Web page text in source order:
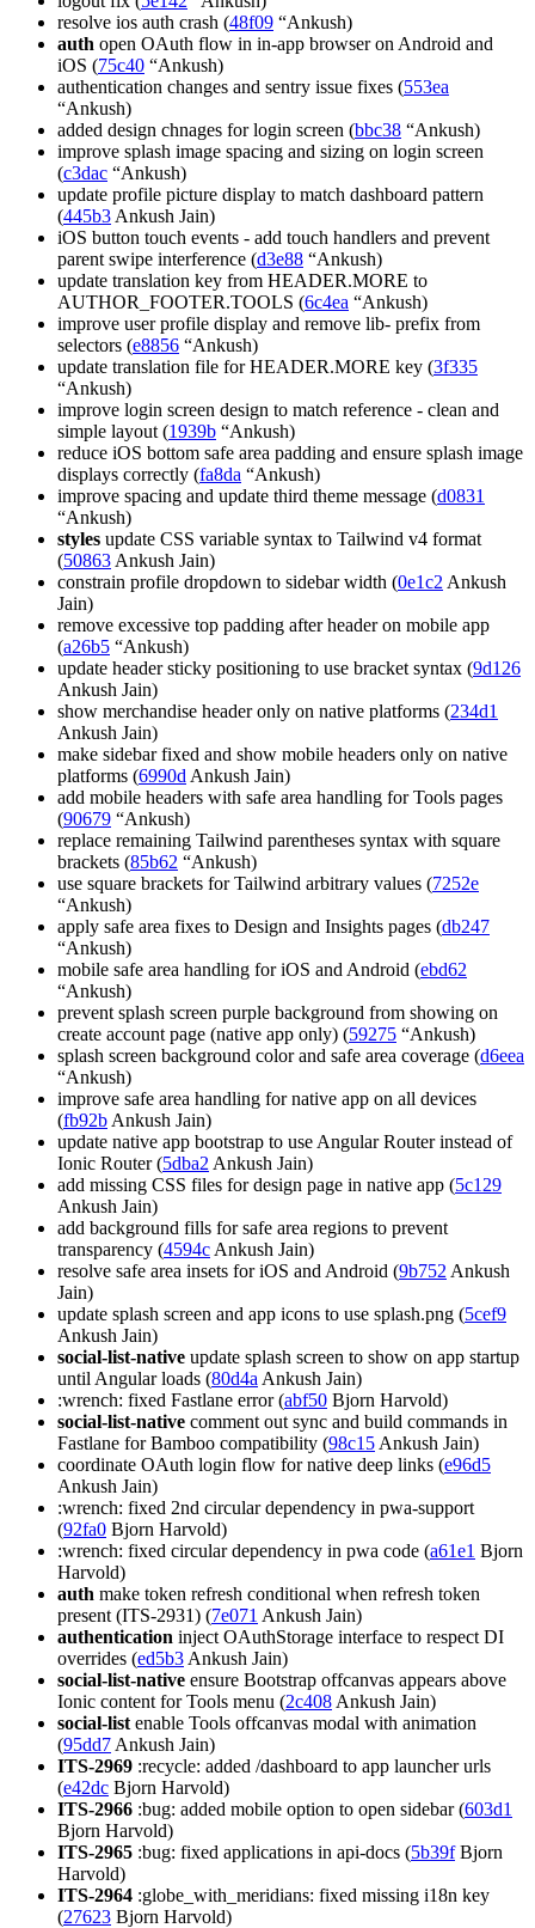
resolve ios auth crash (48f09 “Ankush)
auth open OAuth flow in in-app browser on Android and
iOS (75c40 “Ankush)
authentication changes and sentry issue fixes (553ea
“Ankush)
added design chnages for login screen (bbc38 “Ankush)
improve splash image spacing and sizing on login screen
(c3dac “Ankush)
update profile picture display to match dashboard pattern
(445b3 Ankush Jain)
iOS button touch events - add touch handlers and prevent
parent swipe interference (d3e88 “Ankush)
update translation key from HEADER.MORE to
AUTHOR_FOOTER.TOOLS (6c4ea “Ankush)
improve user profile display and remove lib- prefix from
selectors (e8856 “Ankush)
update translation file for HEADER.MORE key (3f335
“Ankush)
improve login screen design to match reference - clean and
simple layout (1939b “Ankush)
reduce iOS bottom safe area padding and ensure splash image
displays correctly (fa8da “Ankush)
improve spacing and update third theme message (d0831
“Ankush)
styles update CSS variable syntax to Tailwind v4 format
(50863 Ankush Jain)
constrain profile dropdown to sidebar width (0e1c2 Ankush
Jain)
remove excessive top padding after header on mobile app
(a26b5 “Ankush)
update header sticky positioning to use bracket syntax (9d126
Ankush Jain)
show merchandise header only on native platforms (234d1
Ankush Jain)
make sidebar fixed and show mobile headers only on native
platforms (6990d Ankush Jain)
add mobile headers with safe area handling for Tools pages
(90679 “Ankush)
replace remaining Tailwind parentheses syntax with square
brackets (85b62 “Ankush)
use square brackets for Tailwind arbitrary values (7252e
“Ankush)
apply safe area fixes to Design and Insights pages (db247
“Ankush)
mobile safe area handling for iOS and Android (ebd62
“Ankush)
prevent splash screen purple background from showing on
create account page (native app only) (59275 “Ankush)
splash screen background color and safe area coverage (d6eea
“Ankush)
improve safe area handling for native app on all devices
(fb92b Ankush Jain)
update native app bootstrap to use Angular Router instead of
Ionic Router (5dba2 Ankush Jain)
add missing CSS files for design page in native app (5c129
Ankush Jain)
add background fills for safe area regions to prevent
transparency (4594c Ankush Jain)
resolve safe area insets for iOS and Android (9b752 Ankush
Jain)
update splash screen and app icons to use splash.png (5cef9
Ankush Jain)
social-list-native update splash screen to show on app startup
until Angular loads (80d4a Ankush Jain)
:wrench: fixed Fastlane error (abf50 Bjorn Harvold)
social-list-native comment out sync and build commands in
Fastlane for Bamboo compatibility (98c15 Ankush Jain)
coordinate OAuth login flow for native deep links (e96d5
Ankush Jain)
:wrench: fixed 2nd circular dependency in pwa-support
(92fa0 Bjorn Harvold)
:wrench: fixed circular dependency in pwa code (a61e1 Bjorn
Harvold)
auth make token refresh conditional when refresh token
present (ITS-2931) (7e071 Ankush Jain)
authentication inject OAuthStorage interface to respect DI
overrides (ed5b3 Ankush Jain)
social-list-native ensure Bootstrap offcanvas appears above
Ionic content for Tools menu (2c408 Ankush Jain)
social-list enable Tools offcanvas modal with animation
(95dd7 Ankush Jain)
ITS-2969 :recycle: added /dashboard to app launcher urls
(e42dc Bjorn Harvold)
ITS-2966 :bug: added mobile option to open sidebar (603d1
Bjorn Harvold)
ITS-2965 :bug: fixed applications in api-docs (5b39fBjorn
Harvold)
ITS-2964 :globe_with_meridians: fixed missing i18n key
(27623 Bjorn Harvold)